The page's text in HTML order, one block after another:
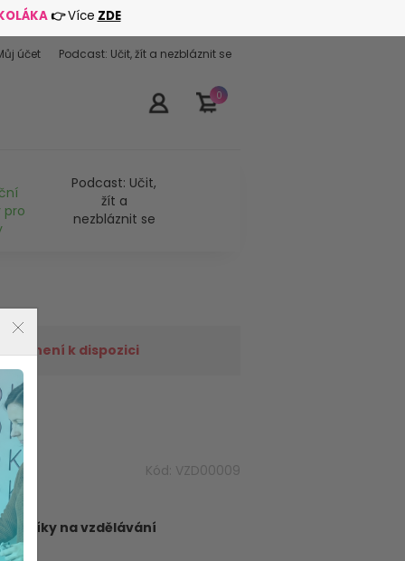
👉Více ZDE
0
pro
Podcast: Učit,
žít a
nezbláznit se
účet Podcast: Učit, žít a nezbláznit se
již není k dispozici
Kód: VZD00009
na vzdělávání